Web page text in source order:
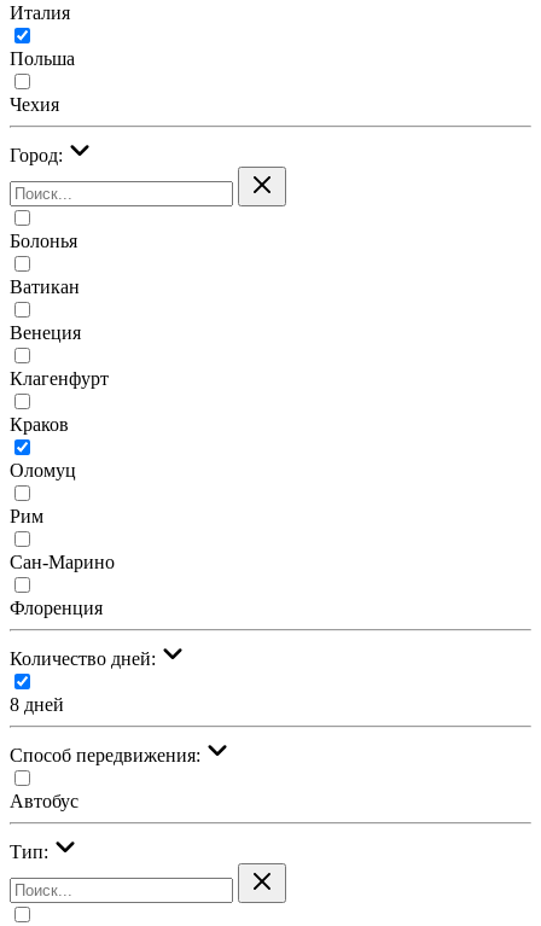
Италия
Польша
Чехия
Город:
Болонья
Ватикан
Венеция
Клагенфурт
Краков
Оломуц
Рим
Сан-Марино
Флоренция
Количество дней:
8 дней
Cпособ передвижения:
Автобус
Тип: